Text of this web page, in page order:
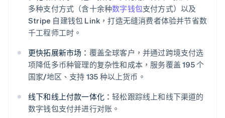
多种支付方式（含十余种数字钱包支付方式）以及
Stripe 自建钱包 Link，打造无缝消费者体验并节省数
千工程师工时。
更快拓展新市场： 覆盖全球客户，并通过跨境支付选
项降低多币种管理的复杂性和成本，服务覆盖 195 个
国家/地区、支持 135 种以上货币。
线下和线上付款一体化：轻松跟踪线上和线下渠道的
数字钱包支付并进行对账。
阿联酋